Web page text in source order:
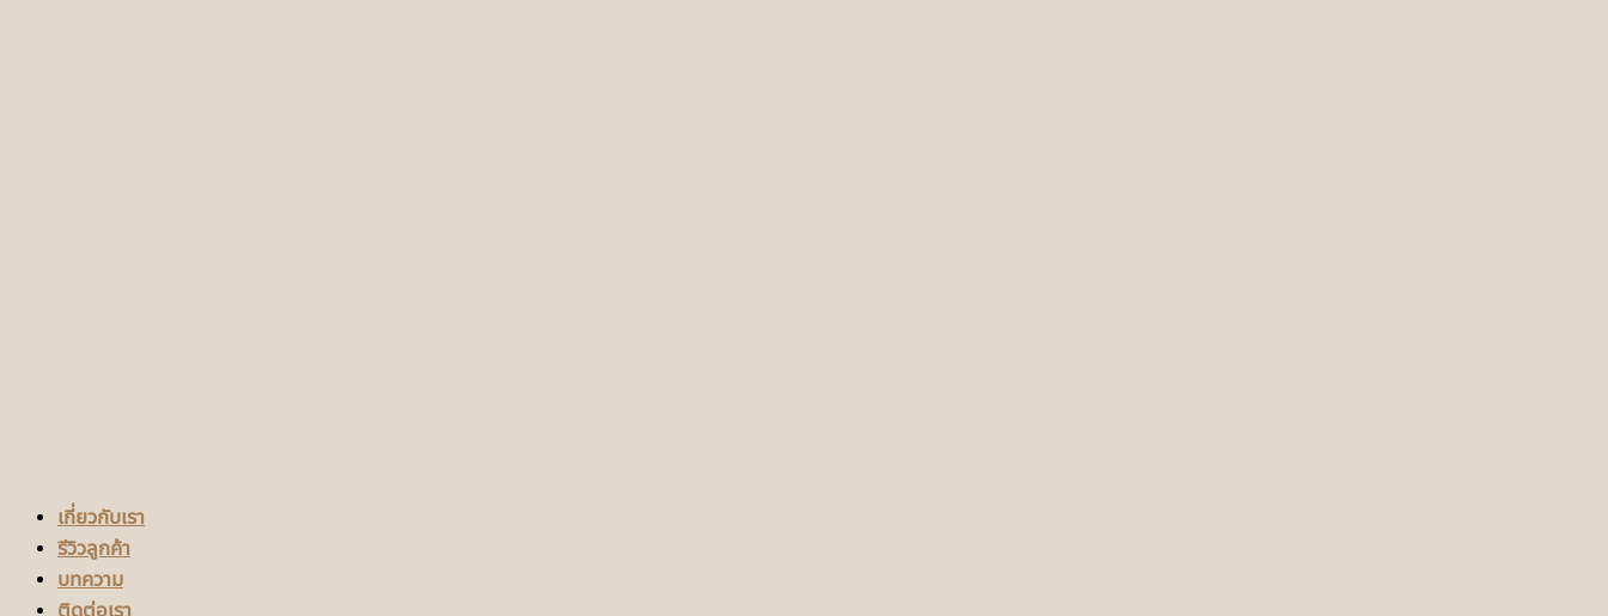
เกี่ยวกับเรา
รีวิวลูกค้า
บทความ
ติดต่อเรา